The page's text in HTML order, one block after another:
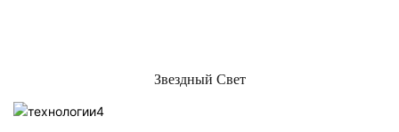
Звездный Свет